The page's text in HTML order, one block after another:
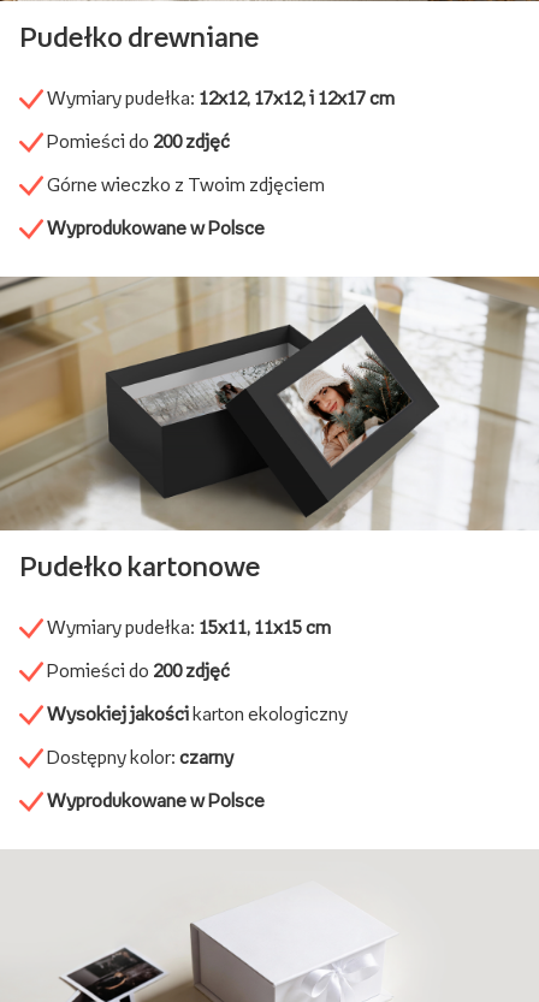
Wymiary pudełka:12x12, 17x12, i 12x17 cm
Pomieści do200 zdjęć
Górne wieczko z Twoim zdjęciem
Wymiary pudełka:15x11, 11x15 cm
Pomieści do200 zdjęć
Wysokiej jakościkarton ekologiczny
Dostępny kolor:czarny